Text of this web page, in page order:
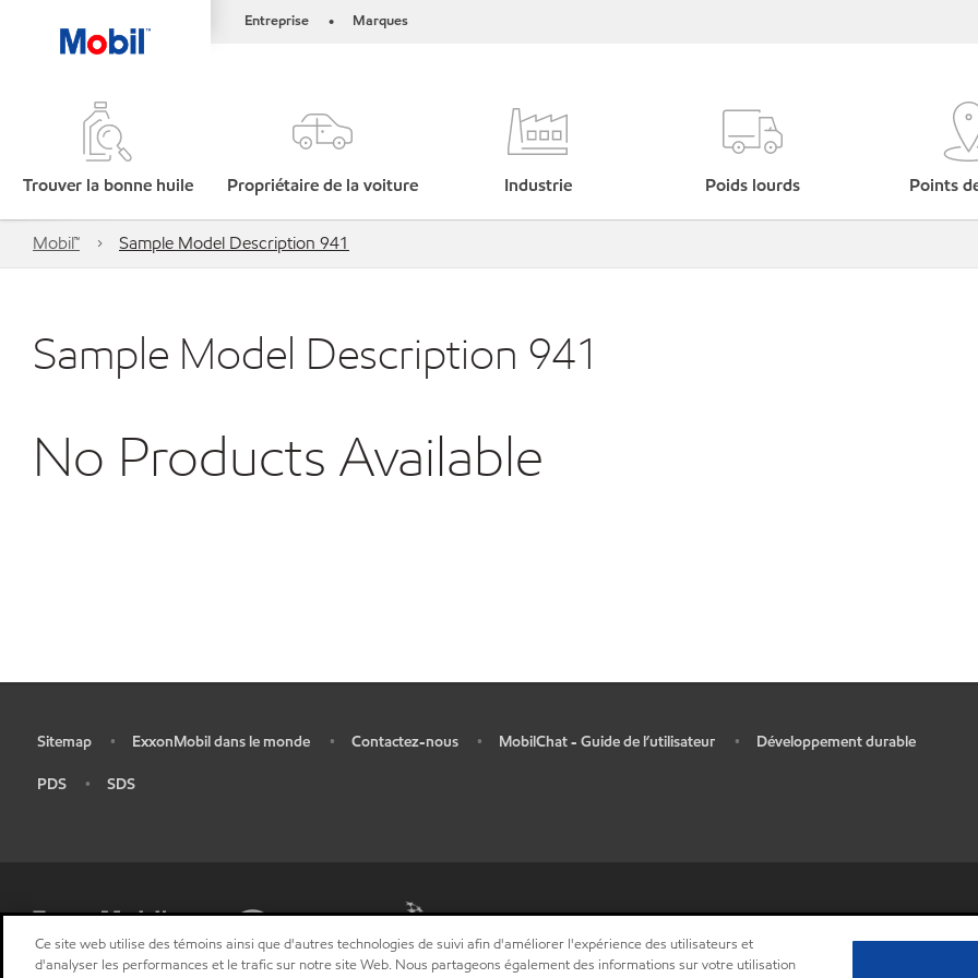
Entreprise • Marques
Trouver la bonne huile Propriétaire de la voiture Industrie Poids lourds Points
Mobil™ Sample Model Description 941
Sample Model Description 941
No Products Available
Sitemap • ExxonMobil dans le monde • Contactez-nous • MobilChat - Guide de l’utilisateur • Développement durable
PDS • SDS
• Centre de confidentialité (Ne pas vendre ou partager mes informations
Ce site web utilise des témoins ainsi que d'autres technologies de suivi afin d'améliorer l'expérience des utilisateurs et
d'analyser les performances et le trafic sur notre site Web. Nous partageons également des informations sur votre utilisation